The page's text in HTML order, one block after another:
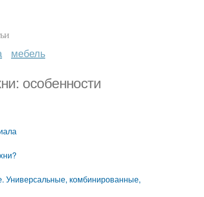
мебель
особенности
Универсальные, комбинированные,